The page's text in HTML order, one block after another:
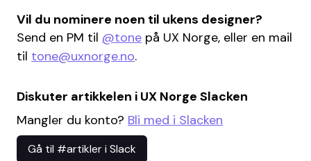
Vil du nominere noen til ukens designer?
Send en PM til @tone på UX Norge, eller en mail
til tone@uxnorge.no.
Diskuter artikkelen i UX Norge Slacken
Mangler du konto? Bli med i Slacken
Gå til #artikler i Slack